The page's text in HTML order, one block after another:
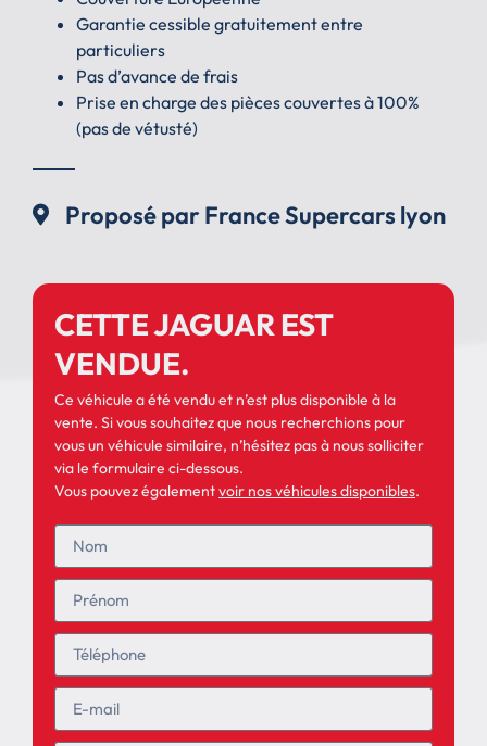
Garantie cessible gratuitement entre
particuliers
Pas d’avance de frais
Prise en charge des pièces couvertes à 100%
(pas de vétusté)
Proposé par France Supercars lyon
CETTE JAGUAR EST
VENDUE.
Ce véhicule a été vendu et n’est plus disponible à la
vente. Si vous souhaitez que nous recherchions pour
vous un véhicule similaire, n’hésitez pas à nous solliciter
via le formulaire ci-dessous.
Vous pouvez égalementvoir nos véhicules disponibles.